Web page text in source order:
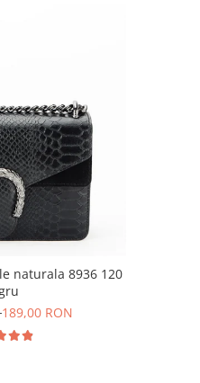
naturala 8936 120
189,00 RON